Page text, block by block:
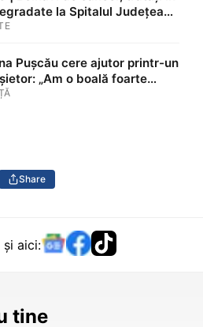
în ultimii 36 de ani?”
la Spitalul Județean
rugină și mizerie în mai
FOTO/VIDEO
Pușcău cere ajutor printr-un
„Am o boală foarte
a dus în oase. La sân, la axilă
Share
și aici:
tine